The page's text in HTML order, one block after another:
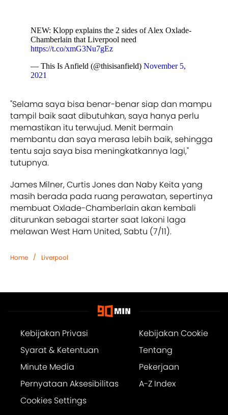
NEW: Klopp explains the 2 sides of Alex Oxlade-
Chamberlain that Liverpool need
https://t.co/xmG3Nu7gEz
— This Is Anfield (@thisisanfield) November 5,
2021
"Selama saya bisa benar-benar siap dan mampu
tampil baik saat dibutuhkan, saya hanya perlu
memastikan itu terwujud. Menit bermain
membantu dan saya merasa lebih baik, sehingga
tentu saja saya bisa meningkatkannya lagi,"
tutupnya.
James Milner, Curtis Jones dan Naby Keita yang
masih berada pada ruang perawatan, sepertinya
membuat Oxlade-Chamberlain akan kembali
diturunkan sebagai starter saat lakoni laga
melawan West Ham United, Sabtu (7/11).
Home / Liverpool
Kebijakan Privasi
Kebijakan Cookie
Syarat & Ketentuan
Tentang
Minute Media
Pekerjaan
Pernyataan Aksesibilitas
A-Z Index
Cookies Settings